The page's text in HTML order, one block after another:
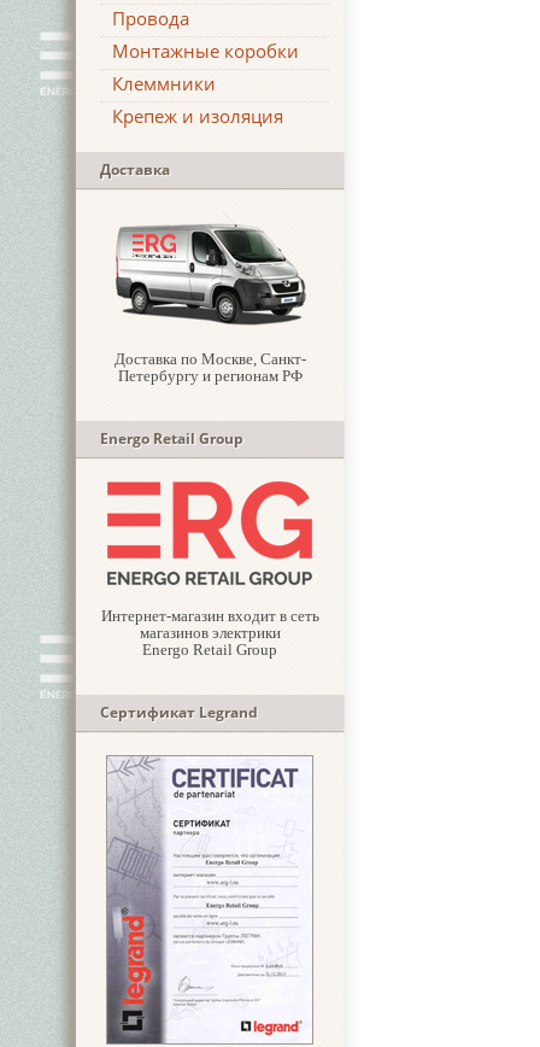
Провода
Монтажные коробки
Клеммники
Крепеж и изоляция
Доставка
Доставка по Москве, Санкт-
Петербургу и регионам РФ
Energo Retail Group
Интернет-магазин входит в сеть
магазинов электрики
Energo Retail Group
Сертификат Legrand